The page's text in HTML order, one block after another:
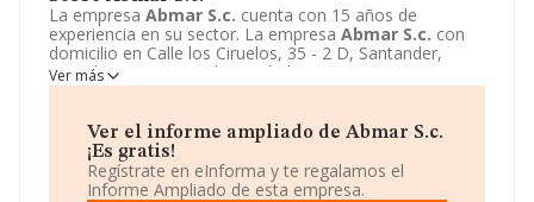
La empresa Abmar S.c. cuenta con 15 años de
experiencia en su sector. La empresa Abmar S.c. con
domicilio en Calle los Ciruelos, 35 - 2 D, Santander,
Cantabria. Su principal actividad CNAE es 5630 -
Servicios de bebidas. La empresaAbmar S.c.está
Ver más
Ver el informe ampliado de Abmar S.c.
¡Es gratis!
Regístrate en eInforma y te regalamos el
Informe Ampliado de esta empresa.